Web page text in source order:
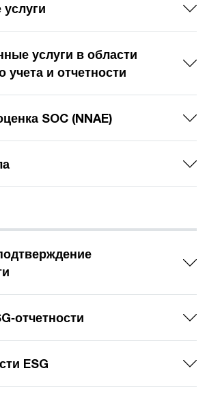
услуги
услуги в области
учета и отчетности
SOC (NNAE)
ESG